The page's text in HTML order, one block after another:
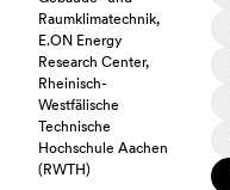
Raumklimatechnik,
E.ON Energy
Research Center,
Rheinisch-
Westfälische
Technische
Hochschule Aachen
(RWTH)